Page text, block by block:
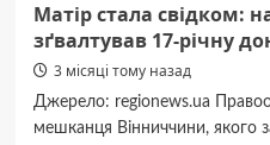
Матір стала свідком:
зґвалтував 17-річну
3 місяці тому назад
Джерело: regionews.ua
мешканця Вінниччини, якого